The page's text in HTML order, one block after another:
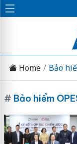
Home Bảo
# Bảo hiểm